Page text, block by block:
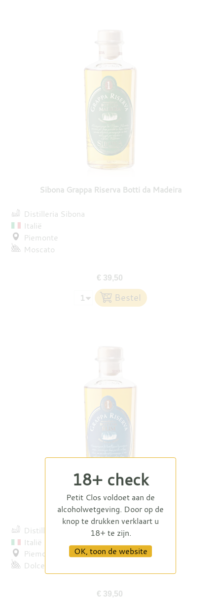
Sibona Grappa Riserva Botti da Madeira
Distilleria Sibona
Italië
Piemonte
Moscato
€ 39,50
Sibona Grappa Riserva Botti da Rum
Distilleria Sibona
Italië
Piemonte
Dolcetto
€ 39,50
18+ check
Petit Clos voldoet aan de
alcoholwetgeving. Door op de
knop te drukken verklaart u
18+ te zijn.
OK, toon de website